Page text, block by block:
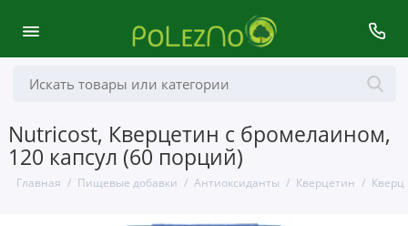
Nutricost, Кверцетин с бромелаином,
120 капсул (60 порций)
Главная Пищевые добавки Антиоксиданты Кверцетин